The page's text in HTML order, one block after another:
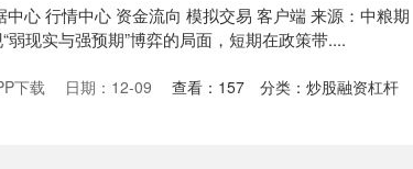
心 行情中心 资金流向 模拟交易 客户端 来源：中粮期
现实与强预期”博弈的局面，短期在政策带....
下载 日期：12-09 查看： 157 分类： 炒股融资杠杆